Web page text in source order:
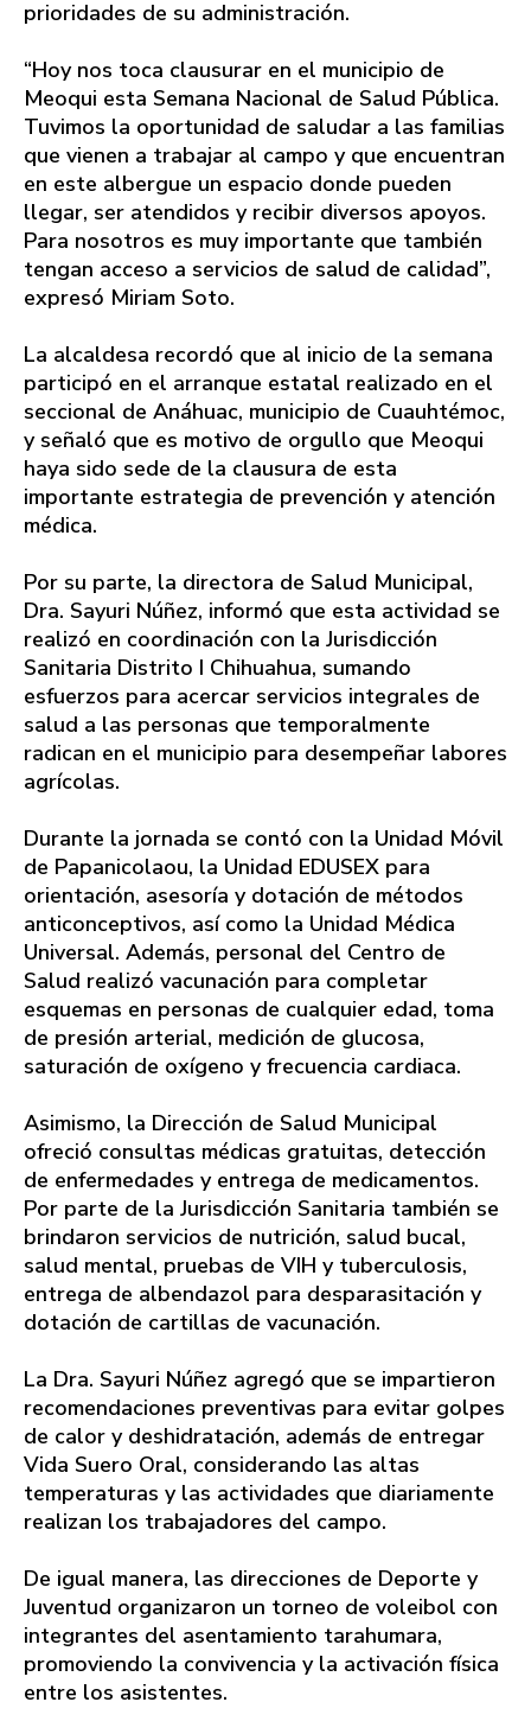
prioridades de su administración.
“Hoy nos toca clausurar en el municipio de
Meoqui esta Semana Nacional de Salud Pública.
Tuvimos la oportunidad de saludar a las familias
que vienen a trabajar al campo y que encuentran
en este albergue un espacio donde pueden
llegar, ser atendidos y recibir diversos apoyos.
Para nosotros es muy importante que también
tengan acceso a servicios de salud de calidad”,
expresó Miriam Soto.
La alcaldesa recordó que al inicio de la semana
participó en el arranque estatal realizado en el
seccional de Anáhuac, municipio de Cuauhtémoc,
y señaló que es motivo de orgullo que Meoqui
haya sido sede de la clausura de esta
importante estrategia de prevención y atención
médica.
Por su parte, la directora de Salud Municipal,
Dra. Sayuri Núñez, informó que esta actividad se
realizó en coordinación con la Jurisdicción
Sanitaria Distrito I Chihuahua, sumando
esfuerzos para acercar servicios integrales de
salud a las personas que temporalmente
radican en el municipio para desempeñar labores
agrícolas.
Durante la jornada se contó con la Unidad Móvil
de Papanicolaou, la Unidad EDUSEX para
orientación, asesoría y dotación de métodos
anticonceptivos, así como la Unidad Médica
Universal. Además, personal del Centro de
Salud realizó vacunación para completar
esquemas en personas de cualquier edad, toma
de presión arterial, medición de glucosa,
saturación de oxígeno y frecuencia cardiaca.
Asimismo, la Dirección de Salud Municipal
ofreció consultas médicas gratuitas, detección
de enfermedades y entrega de medicamentos.
Por parte de la Jurisdicción Sanitaria también se
brindaron servicios de nutrición, salud bucal,
salud mental, pruebas de VIH y tuberculosis,
entrega de albendazol para desparasitación y
dotación de cartillas de vacunación.
La Dra. Sayuri Núñez agregó que se impartieron
recomendaciones preventivas para evitar golpes
de calor y deshidratación, además de entregar
Vida Suero Oral, considerando las altas
temperaturas y las actividades que diariamente
realizan los trabajadores del campo.
De igual manera, las direcciones de Deporte y
Juventud organizaron un torneo de voleibol con
integrantes del asentamiento tarahumara,
promoviendo la convivencia y la activación física
entre los asistentes.